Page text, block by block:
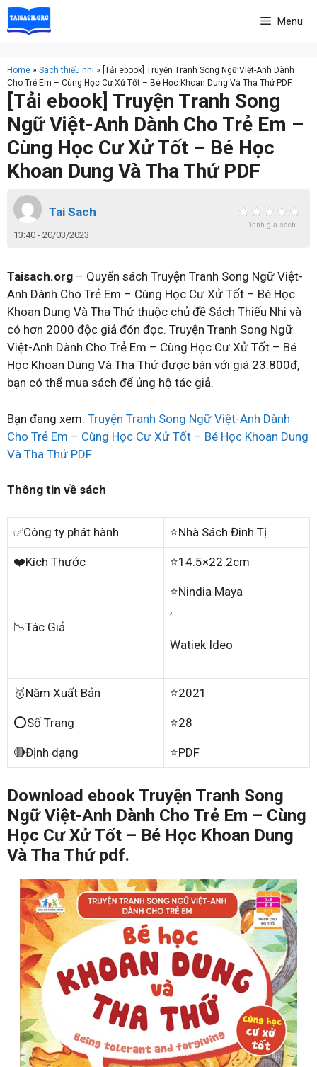
Skip
to
Menu
Home » Sách thiếu nhi » [Tải ebook] Truyện Tranh Song Ngữ Việt-Anh Dành
Cho Trẻ Em – Cùng Học Cư Xử Tốt – Bé Học Khoan Dung Và Tha Thứ PDF
[Tải ebook] Truyện Tranh Song
Ngữ Việt-Anh Dành Cho Trẻ Em –
Cùng Học Cư Xử Tốt – Bé Học
Khoan Dung Và Tha Thứ PDF
Tai Sach
13:40 - 20/03/2023
Đánh giá sách
Taisach.org – Quyển sách Truyện Tranh Song Ngữ Việt-
Anh Dành Cho Trẻ Em – Cùng Học Cư Xử Tốt – Bé Học
Khoan Dung Và Tha Thứ thuộc chủ đề Sách Thiếu Nhi và
có hơn 2000 độc giả đón đọc. Truyện Tranh Song Ngữ
Việt-Anh Dành Cho Trẻ Em – Cùng Học Cư Xử Tốt – Bé
Học Khoan Dung Và Tha Thứ được bán với giá 23.800đ,
bạn có thể mua sách để ủng hộ tác giả.
Bạn đang xem: Truyện Tranh Song Ngữ Việt-Anh Dành
Cho Trẻ Em – Cùng Học Cư Xử Tốt – Bé Học Khoan Dung
Và Tha Thứ PDF
Thông tin về sách
✅Công ty phát hành ⭐Nhà Sách Đinh Tị
❤️Kích Thước ⭐14.5×22.2cm
📉Tác Giả
⭐Nindia Maya
,
Watiek Ideo
🥇Năm Xuất Bản ⭐2021
⭕Số Trang ⭐28
🔴Định dạng ⭐PDF
Download ebook Truyện Tranh Song
Ngữ Việt-Anh Dành Cho Trẻ Em – Cùng
Học Cư Xử Tốt – Bé Học Khoan Dung
Và Tha Thứ pdf.